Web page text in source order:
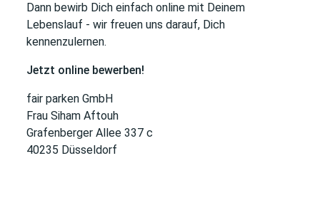
Dann bewirb Dich einfach online mit Deinem
Lebenslauf - wir freuen uns darauf, Dich
kennenzulernen.
Jetzt online bewerben!
fair parken GmbH
Frau Siham Aftouh
Grafenberger Allee 337 c
40235 Düsseldorf